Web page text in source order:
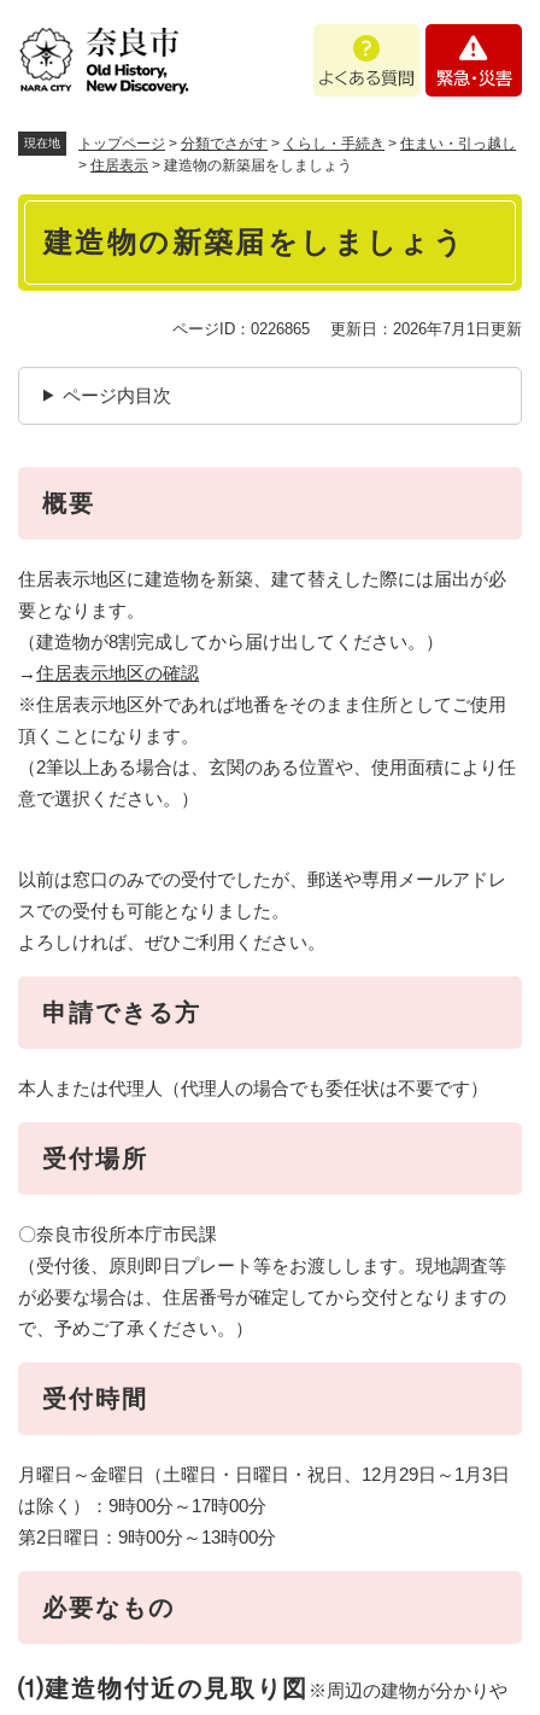
あ
問
・
現在地 トップページ > 分類でさがす > くらし・手続き > 住まい・引っ越し
> 住居表示 > 建造物の新築届をしましょう
本
建造物の新築届をしましょう
ページID：0226865 更新日：2026年7月1日更新
ページ内目次
概要
住居表示地区に建造物を新築、建て替えした際には届出が必
要となります。
（建造物が8割完成してから届け出してください。）
→住居表示地区の確認
※住居表示地区外であれば地番をそのまま住所としてご使用
頂くことになります。
（2筆以上ある場合は、玄関のある位置や、使用面積により任
意で選択ください。）
以前は窓口のみでの受付でしたが、郵送や専用メールアドレ
スでの受付も可能となりました。
よろしければ、ぜひご利用ください。
申請できる方
本人または代理人（代理人の場合でも委任状は不要です）
受付場所
〇奈良市役所本庁市民課
（受付後、原則即日プレート等をお渡しします。現地調査等
が必要な場合は、住居番号が確定してから交付となりますの
で、予めご了承ください。）
受付時間
月曜日～金曜日（土曜日・日曜日・祝日、12月29日～1月3日
は除く）：9時00分～17時00分
第2日曜日：9時00分～13時00分
必要なもの
⑴建造物付近の見取り図 ※周辺の建物が分かりや